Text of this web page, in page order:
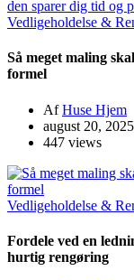
Vedligeholdelse &
Så meget maling
formel
AfHuse Hjem
august 20, 2025
447 views
Vedligeholdelse &
Fordele ved en
hurtig rengøring